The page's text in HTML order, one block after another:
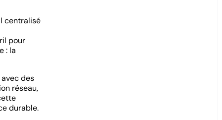
centralisé
pour
: la
des
réseau,
durable.